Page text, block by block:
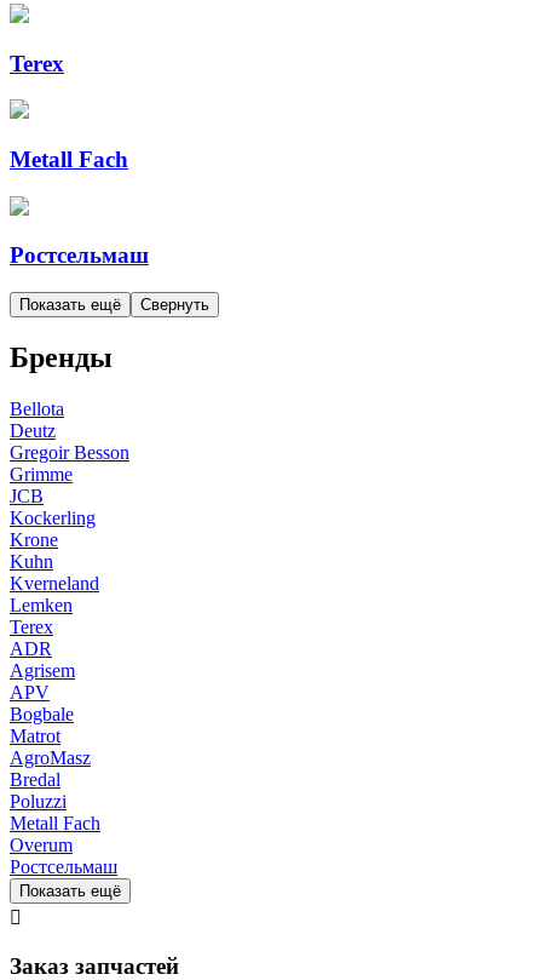
Terex
Metall Fach
Ростсельмаш
Показать ещё Свернуть
Бренды
Bellota
Deutz
Gregoir Besson
Grimme
JCB
Kockerling
Krone
Kuhn
Kverneland
Lemken
Terex
ADR
Agrisem
APV
Bogbale
Matrot
AgroMasz
Bredal
Poluzzi
Metall Fach
Overum
Ростсельмаш
Показать ещё

Заказ запчастей